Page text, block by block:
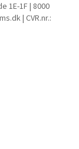
1E-1F | 8000
| CVR.nr.: